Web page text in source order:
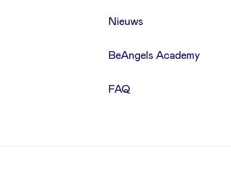
Nieuws
BeAngels Academy
FAQ